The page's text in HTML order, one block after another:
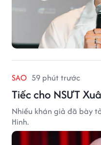
SAO 59 phút trước
Tiếc cho NSƯT
Nhiều khán giả đã bày
Hinh.